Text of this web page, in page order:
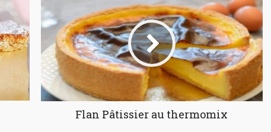
Flan Pâtissier au thermomix